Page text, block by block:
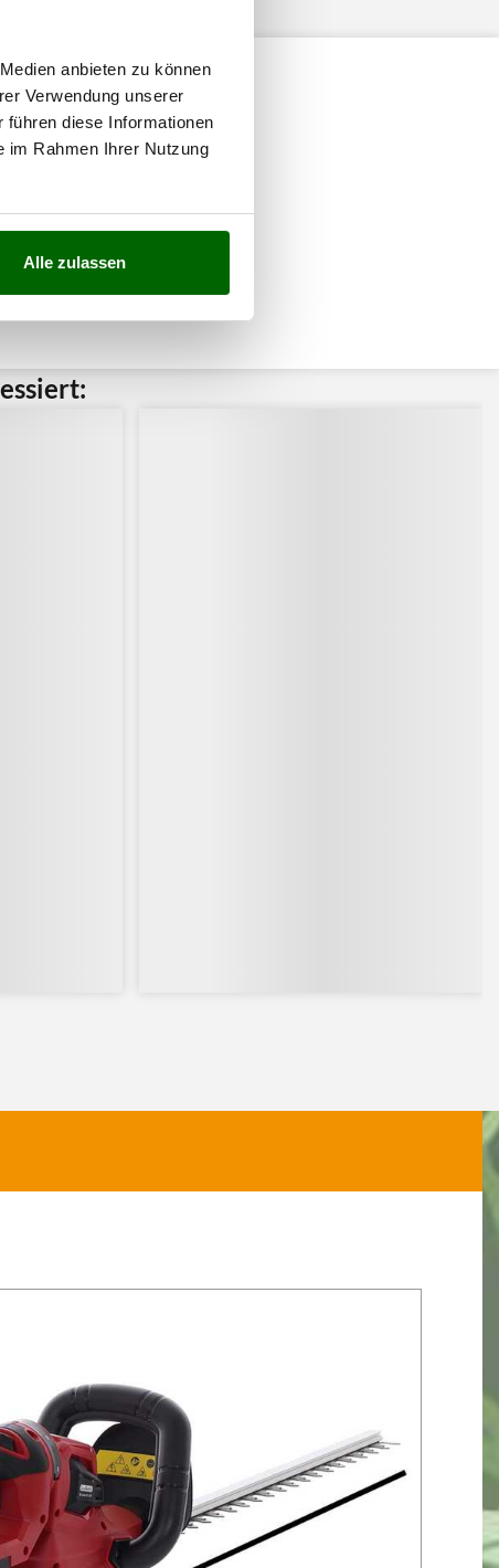
anbieten zu können
Verwendung unserer
diese Informationen
im Rahmen Ihrer Nutzung
Alle zulassen